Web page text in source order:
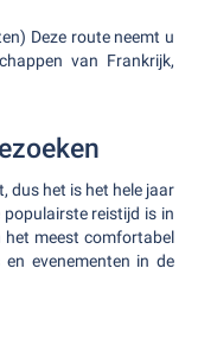
Deze route neemt u
van Frankrijk,
dus het is het hele jaar
reistijd is in
het meest comfortabel
evenementen in de